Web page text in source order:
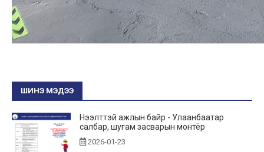
ШИНЭ МЭДЭЭ
Нээлттэй ажлын байр - Улаанбаатар
салбар, шугам засварын монтёр
2026-01-23